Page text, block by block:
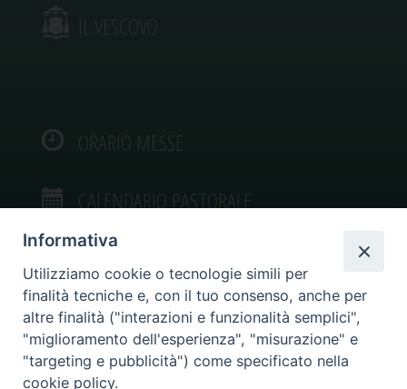
IL VESCOVO
ORARIO MESSE
CALENDARIO PASTORALE
VIDEOGALLERY
PHOTOGALLERY
Informativa
Utilizziamo cookie o tecnologie simili per
finalità tecniche e, con il tuo consenso, anche per
altre finalità ("interazioni e funzionalità semplici",
"miglioramento dell'esperienza", "misurazione" e
"targeting e pubblicità") come specificato nella
cookie policy.